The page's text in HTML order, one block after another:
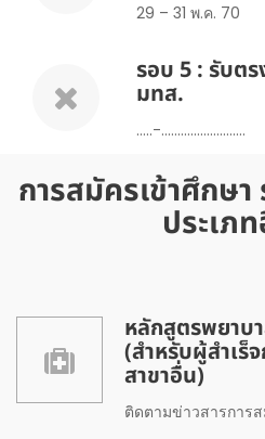
29 – 31 พ.ค. 70
รอบ 5 : รับตร
มทส.
…..-……………………..
การสมัครเข้าศึกษ
ประเภ
หลักสูตรพยาบ
(สำหรับผู้สำเร็
สาขาอื่น)
ติดตามข่าวสารการ